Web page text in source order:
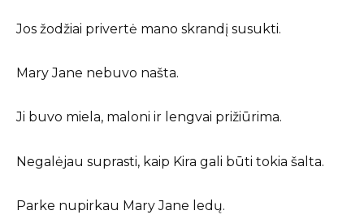
Jos žodžiai privertė mano skrandį susukti.
Mary Jane nebuvo našta.
Ji buvo miela, maloni ir lengvai prižiūrima.
Negalėjau suprasti, kaip Kira gali būti tokia šalta.
Parke nupirkau Mary Jane ledų.